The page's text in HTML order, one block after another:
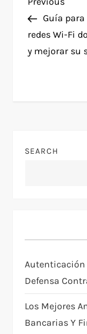
P
o
s
a
a
t
i
PostGuía
redes Wi-Fi
y mejorar su
SEARCH
Autenticación
Defensa
Los Mejores
Bancarias Y